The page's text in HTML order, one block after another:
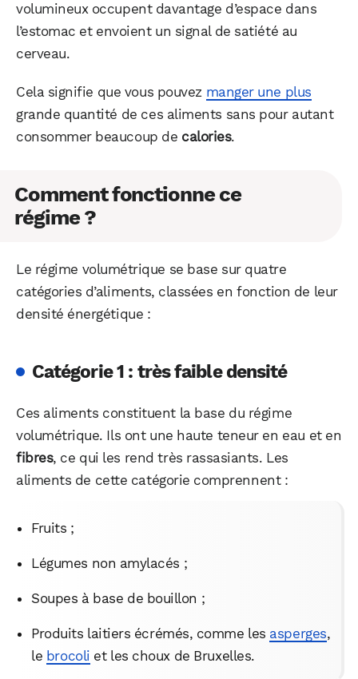
volumineux occupent davantage d’espace dans
l’estomac et envoient un signal de satiété au
cerveau.
Cela signifie que vous pouvez manger une plus
grande quantité de ces aliments sans pour autant
consommer beaucoup de calories.
Comment fonctionne ce
régime ?
Le régime volumétrique se base sur quatre
catégories d’aliments, classées en fonction de leur
densité énergétique :
Catégorie 1 : très faible densité
Ces aliments constituent la base du régime
volumétrique. Ils ont une haute teneur en eau et en
fibres, ce qui les rend très rassasiants. Les
aliments de cette catégorie comprennent :
Fruits ;
Légumes non amylacés ;
Soupes à base de bouillon ;
Produits laitiers écrémés, comme les asperges,
le brocoli et les choux de Bruxelles.